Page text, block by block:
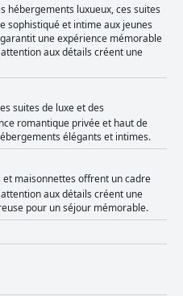
hébergements luxueux, ces suites
sophistiqué et intime aux jeunes
une expérience mémorable
aux détails créent une
suites de luxe et des
romantique privée et haut de
élégants et intimes.
et maisonnettes offrent un cadre
aux détails créent une
pour un séjour mémorable.